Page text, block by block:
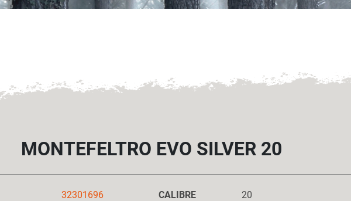
MONTEFELTRO EVO SILVER 20
32301696
CALIBRE
20